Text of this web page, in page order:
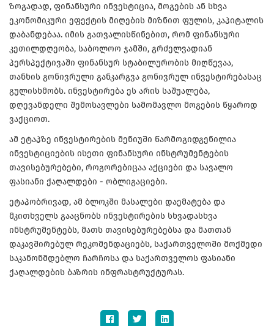
ზოგადად, ფინანსური ინვესტიცია, მოგების ან სხვა
ეკონომიკური ეფექტის მიღების მიზნით ფულის, კაპიტალის
დაბანდებაა. იმის გათვალისწინებით, რომ ფინანსური
კეთილდღეობა, საბოლოო ჯამში, გრძელვადიან
პერსპექტივაში ფინანსურ სტაბილურობის მიღწევაა,
თანხის გონივრული განკარგვა გონივრულ ინვესტირებასაც
გულისხმობს. ინვესტირება ეს არის საშუალება,
დღევანდელი შემოსავლები სამომავლო მოგების წყაროდ
ვაქციოთ.
ამ ეტაპზე ინვესტირების მენიუში წარმოგიდგენილია
ინვესტიციების ისეთი ფინანსური ინსტრუმენტების
თავისებურებები, როგორებიცაა აქციები და სავალო
ფასიანი ქაღალდები - ობლიგაციები.
ეტაპობრივად, ამ ბლოკში მასალები დაემატება და
მკითხველს გააცნობს ინვესტირების სხვადასხვა
ინსტრუმენტებს, მათს თავისებურებებსა და მათთან
დაკავშირებულ რეკომენდაციებს, საქართველოში მოქმედი
საკანონმდებლო ჩარჩოსა და საქართველოს ფასიანი
ქაღალდების ბაზრის ინფრასტრუქტურას.